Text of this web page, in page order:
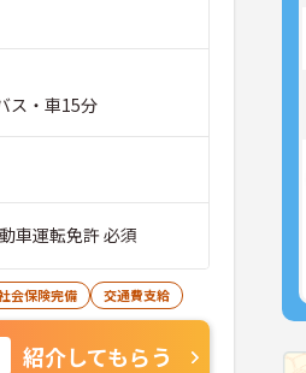
ス・車15分
車運転免許 必須
会保険完備 交通費支給
紹介してもらう